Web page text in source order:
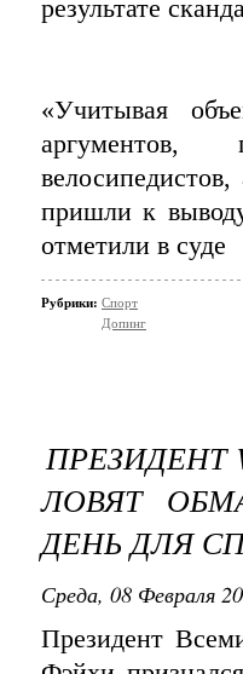
результате
«Учитывая
аргументов,
пришли к
отметили в суде
Рубрики: Спорт
Допинг
ПРЕЗИДЕНТ
ЛОВЯТ
ДЕНЬ ДЛЯ
Среда, 08 Февраля
Президент